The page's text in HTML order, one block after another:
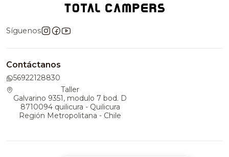
Síguenos
Contáctanos
56922128830
Taller
Galvarino 9351, modulo 7 bod. D
8710094 quilicura - Quilicura
Región Metropolitana - Chile